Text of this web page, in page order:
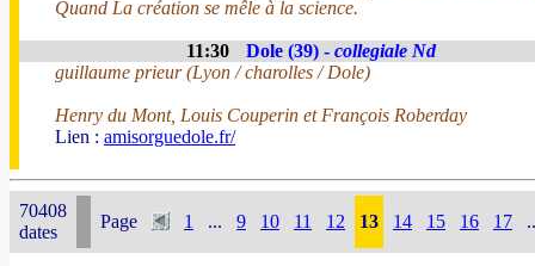
Quand La création se mêle à la science.
11:30 Dole (39) - collegiale Nd
guillaume prieur (Lyon / charolles / Dole)
Henry du Mont, Louis Couperin et François Roberday
Lien : amisorguedole.fr/
70408
dates
Page 1 ... 9 10 11 12 13 14 15 16 17